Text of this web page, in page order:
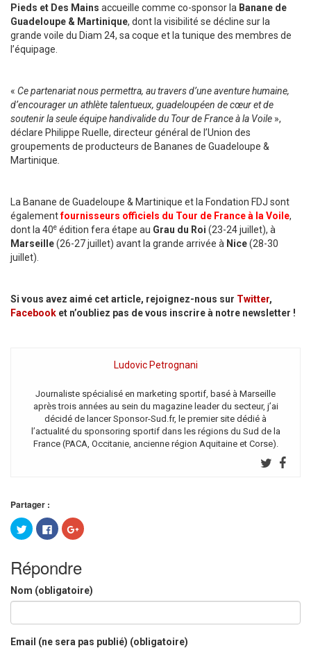
Pieds et Des Mains accueille comme co-sponsor la Banane de
Guadeloupe & Martinique, dont la visibilité se décline sur la
grande voile du Diam 24, sa coque et la tunique des membres de
l’équipage.
« Ce partenariat nous permettra, au travers d’une aventure humaine,
d’encourager un athlète talentueux, guadeloupéen de cœur et de
soutenir la seule équipe handivalide du Tour de France à la Voile »,
déclare Philippe Ruelle, directeur général de l’Union des
groupements de producteurs de Bananes de Guadeloupe &
Martinique
La Banane de Guadeloupe & Martinique et la Fondation FDJ sont
égalementfournisseurs officiels du Tour de France à la Voile,
dont la 40e édition fera étape au Grau du Roi (23-24 juillet), à
Marseille(26-27 juillet) avant la grande arrivée à Nice(28-30
juillet).
Si vous avez aimé cet article, rejoignez-nous sur Twitter,
Facebook et n’oubliez pas de vous inscrire à notre newsletter !
Ludovic Petrognani
Journaliste spécialisé en marketing sportif, basé à Marseille
après trois années au sein du magazine leader du secteur, j’ai
décidé de lancer Sponsor-Sud.fr, le premier site dédié à
l’actualité du sponsoring sportif dans les régions du Sud de la
France (PACA, Occitanie, ancienne région Aquitaine et Corse).
Partager :
Cliquez
pour
partager
Twitter(ouvre
dans
une
nouvelle
fenêtre)
Cliquez
pour
partager
Facebook(ouvre
dans
une
nouvelle
fenêtre)
Cliquez
pour
(ouvre
dans
une
nouvelle
fenêtre)
Répondre
Nom (obligatoire)
Email (ne sera pas publié) (obligatoire)